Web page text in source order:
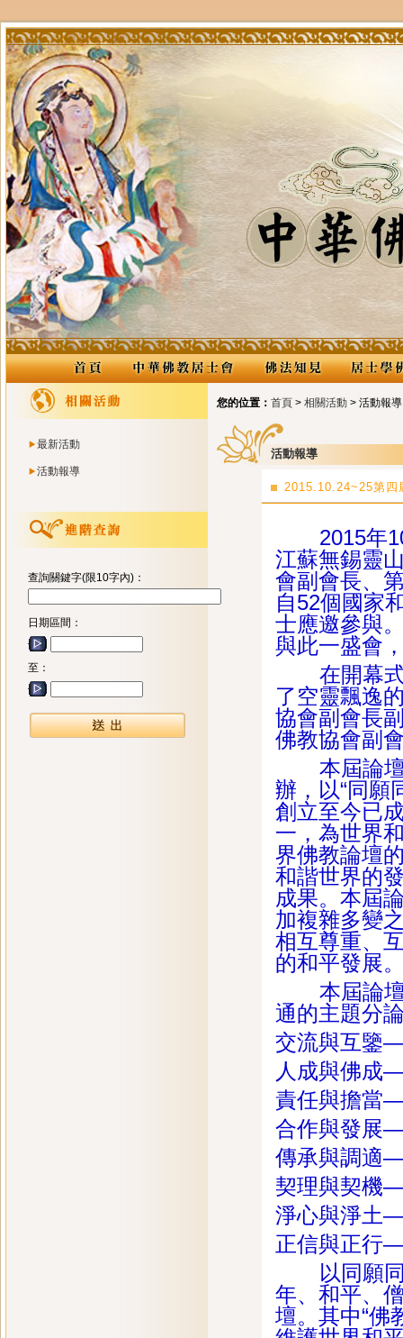
最新活動
活動報導
查詢關鍵字(限10字內)：
日期區間：
至：
您的位置： 首頁 > 相關活動 > 活動報導
活動報導
2015.10.24~25第四
2015年10
江蘇無錫靈
會副會長、
自52個國家
士應邀參與
與此一盛會
在開幕式
了空靈飄逸
協會副會長
佛教協會副
本屆論壇
辦，以“同願
創立至今已
一，為世界
界佛教論壇
和諧世界的
成果。本屆
加複雜多變
相互尊重、
的和平發展
本屆論壇
通的主題分
交流與互鑒
人成與佛成
責任與擔當
合作與發展
傳承與調適
契理與契機
淨心與淨土
正信與正行
以同願同
年、和平、
壇。其中“佛